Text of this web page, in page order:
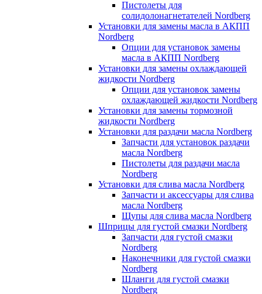
Пистолеты для
солидолонагнетателей Nordberg
Установки для замены масла в АКПП
Nordberg
Опции для установок замены
масла в АКПП Nordberg
Установки для замены охлаждающей
жидкости Nordberg
Опции для установок замены
охлаждающей жидкости Nordberg
Установки для замены тормозной
жидкости Nordberg
Установки для раздачи масла Nordberg
Запчасти для установок раздачи
масла Nordberg
Пистолеты для раздачи масла
Nordberg
Установки для слива масла Nordberg
Запчасти и аксессуары для слива
масла Nordberg
Щупы для слива масла Nordberg
Шприцы для густой смазки Nordberg
Запчасти для густой смазки
Nordberg
Наконечники для густой смазки
Nordberg
Шланги для густой смазки
Nordberg